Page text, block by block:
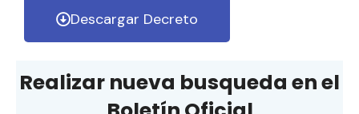
Descargar Decreto
Realizar nueva busqueda en el